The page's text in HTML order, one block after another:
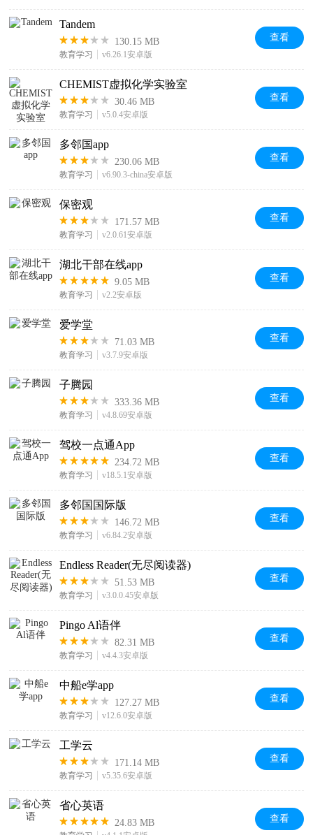
Tandem
130.15 MB
教育学习 v6.26.1安卓版
查看
CHEMIST虚拟化学实验室
30.46 MB
教育学习 v5.0.4安卓版
查看
多邻国app
230.06 MB
教育学习 v6.90.3-china安卓版
查看
保密观
171.57 MB
教育学习 v2.0.61安卓版
查看
湖北干部在线app
9.05 MB
教育学习 v2.2安卓版
查看
爱学堂
71.03 MB
教育学习 v3.7.9安卓版
查看
子腾园
333.36 MB
教育学习 v4.8.69安卓版
查看
驾校一点通App
234.72 MB
教育学习 v18.5.1安卓版
查看
多邻国国际版
146.72 MB
教育学习 v6.84.2安卓版
查看
Endless Reader(无尽阅读器)
51.53 MB
教育学习 v3.0.0.45安卓版
查看
Pingo Al语伴
82.31 MB
教育学习 v4.4.3安卓版
查看
中船e学app
127.27 MB
教育学习 v12.6.0安卓版
查看
工学云
171.14 MB
教育学习 v5.35.6安卓版
查看
省心英语
24.83 MB 查看